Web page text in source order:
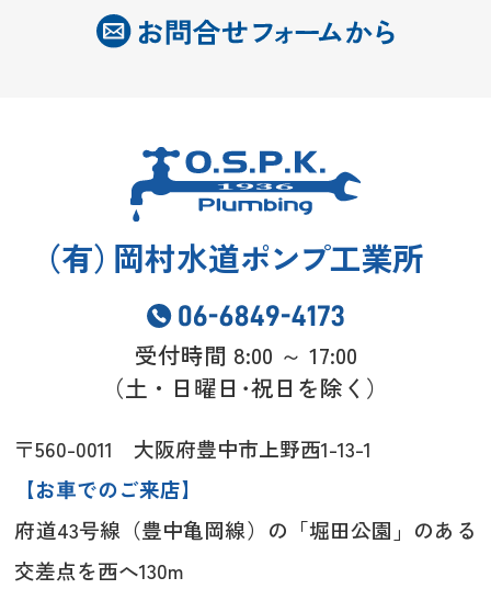
（有） 岡村水道ポンプ工業所
受付時間 8:00 ～ 17:00
（土・日曜日･祝日を除く）
〒560-0011 大阪府豊中市上野西1-13-1
【お車でのご来店】
府道43号線（豊中亀岡線）の「堀田公園」のある
交差点を西へ130m